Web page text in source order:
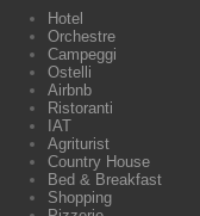
Hotel
Orchestre
Campeggi
Ostelli
Airbnb
Ristoranti
IAT
Agriturist
Country House
Bed & Breakfast
Shopping